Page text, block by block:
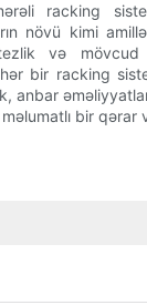
racking
növü kimi
və mövcud
bir racking
anbar
bir qərar